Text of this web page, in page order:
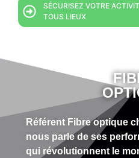
SÉCURISEZ VOTRE
TOUS LIEUX
Référent Fibre optique
nous parle de ses
qui révolutionnent le